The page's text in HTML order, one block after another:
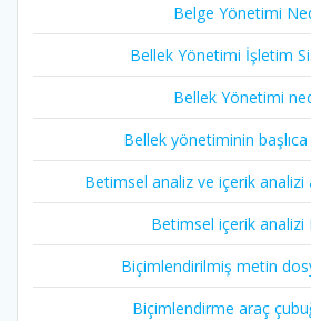
Belge Yönetimi
Bellek Yönetimi İşletim
Bellek Yönetimi
Bellek yönetiminin
Betimsel analiz ve içerik analizi
Betimsel içerik analizi
Biçimlendirilmiş metin
Biçimlendirme araç